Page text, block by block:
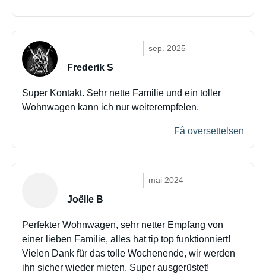
sep. 2025
Frederik S
Super Kontakt. Sehr nette Familie und ein toller
Wohnwagen kann ich nur weiterempfelen.
Få oversettelsen
mai 2024
Joëlle B
Perfekter Wohnwagen, sehr netter Empfang von
einer lieben Familie, alles hat tip top funktionniert!
Vielen Dank für das tolle Wochenende, wir werden
ihn sicher wieder mieten. Super ausgerüstet!